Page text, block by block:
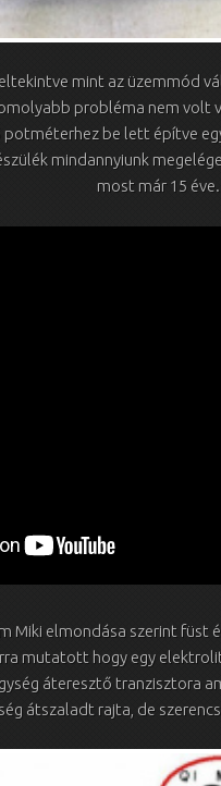
mint az üzemmód
probléma nem volt
be lett építve
mindannyiunk
most már 15 éve.
Miki elmondása szerint füst
mutatott hogy egy
áteresztő tranzisztora
átszaladt rajta, de